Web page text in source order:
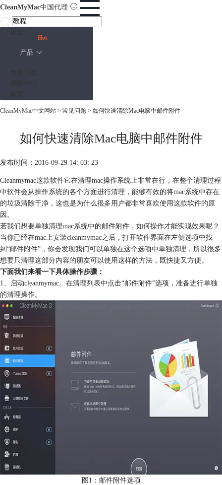
CleanMyMac中国代理
产品
Hot
CleanMyMac中文网站 > 常见问题 > 如何快速清除Mac电脑中邮件附件
如何快速清除Mac电脑中邮件附件
发布时间：2016-09-29 14: 03: 23
Cleanmymac这款软件它在清理mac操作系统上非常在行，在整个清理过程
中软件会从操作系统的各个方面进行清理，能够有效的将mac系统中存在
的垃圾清除干净，这也是为什么很多用户都非常喜欢使用这款软件的原
因。
若我们想要单独清理mac系统中的邮件附件，如何操作才能实现效果呢？
当你已经在mac上安装cleanmymac之后，打开软件界面在左侧选项中找
到“邮件附件”，你会发现我们可以单独在这个选项中单独清理，所以很多
想要只清理这部分内容的朋友可以使用这样的方法，既快捷又方便。
下面我们来看一下具体操作步骤：
1、启动cleanmymac。在清理列表中点击“邮件附件”选项，准备进行单独
的清理操作。
图1：邮件附件选项